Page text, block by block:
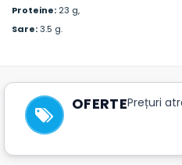
Proteine: 23 g,
Sare:3.5 g.
OFERTEPrețuri